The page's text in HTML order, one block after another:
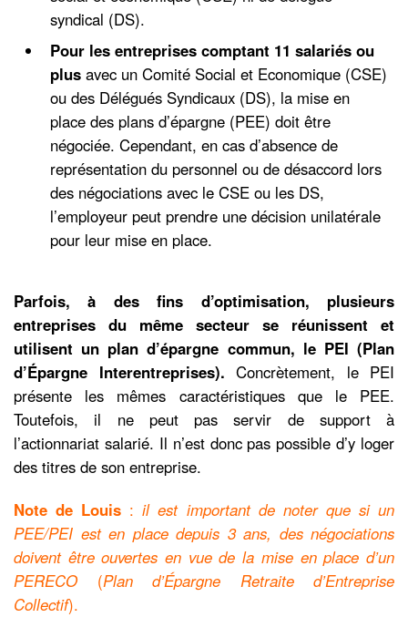
syndical (DS).
Pour les entreprises comptant 11 salariés ou
plus avec un Comité Social et Economique (CSE)
ou des Délégués Syndicaux (DS), la mise en
place des plans d’épargne (PEE) doit être
négociée. Cependant, en cas d’absence de
représentation du personnel ou de désaccord lors
des négociations avec le CSE ou les DS,
l’employeur peut prendre une décision unilatérale
pour leur mise en place.
Parfois, à des fins d’optimisation, plusieurs
entreprises du même secteur se réunissent et
utilisent un plan d’épargne commun, le PEI (Plan
d’Épargne Interentreprises). Concrètement, le PEI
présente les mêmes caractéristiques que le PEE.
Toutefois, il ne peut pas servir de support à
l’actionnariat salarié. Il n’est donc pas possible d’y loger
des titres de son entreprise.
Note de Louis :il est important de noter que si un
PEE/PEI est en place depuis 3 ans, des négociations
doivent être ouvertes en vue de la mise en place d’un
PERECO(Plan d’Épargne Retraite d’Entreprise
Collectif).